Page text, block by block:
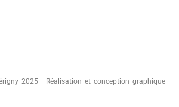
2025 | Réalisation et conception graphique